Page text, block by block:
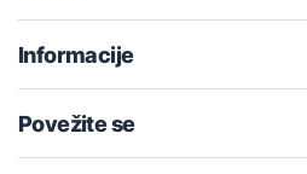
Informacije
Povežite se